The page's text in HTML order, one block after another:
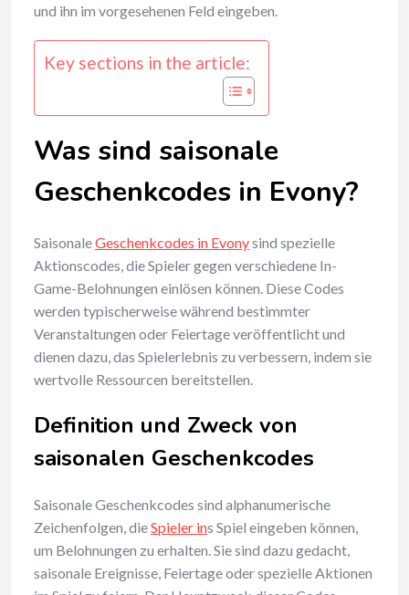
und ihn im vorgesehenen Feld eingeben.
Key sections in the article:
Was sind saisonale
Geschenkcodes in Evony?
SaisonaleGeschenkcodes in Evonysind spezielle
Aktionscodes, die Spieler gegen verschiedene In-
Game-Belohnungen einlösen können. Diese Codes
werden typischerweise während bestimmter
Veranstaltungen oder Feiertage veröffentlicht und
dienen dazu, das Spielerlebnis zu verbessern, indem sie
wertvolle Ressourcen bereitstellen.
Definition und Zweck von
saisonalen Geschenkcodes
Saisonale Geschenkcodes sind alphanumerische
Zeichenfolgen, dieSpieler ins Spiel eingeben können,
um Belohnungen zu erhalten. Sie sind dazu gedacht,
saisonale Ereignisse, Feiertage oder spezielle Aktionen